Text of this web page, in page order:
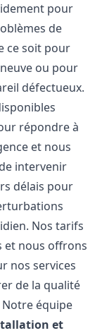
pour
de
ce soit pour
ou pour
défectueux.
répondre à
et nous
intervenir
délais pour
Nos tarifs
et nous offrons
nos services
de la qualité
équipe
et